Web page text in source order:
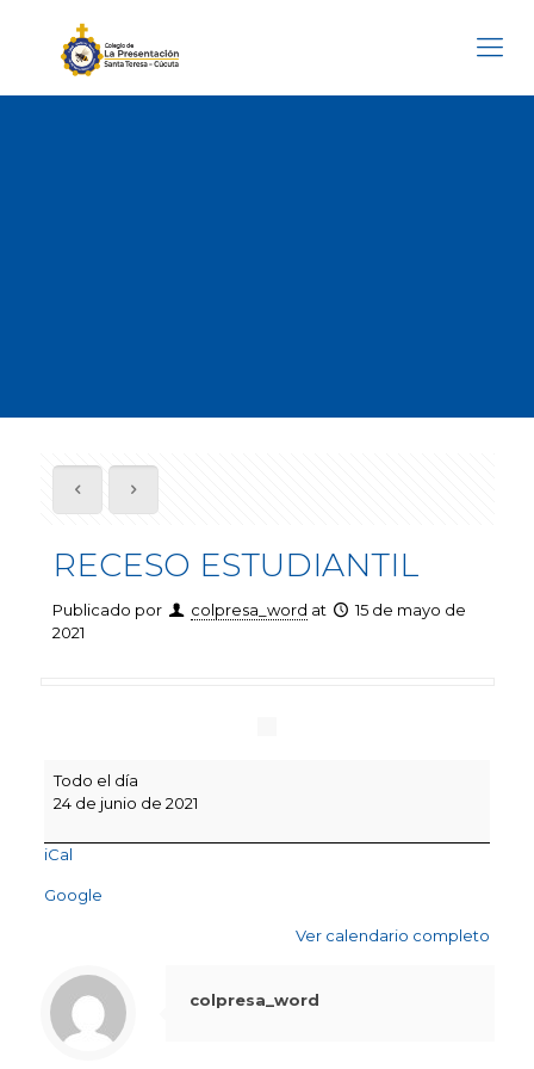
RECESO ESTUDIANTIL
Publicado por colpresa_word at
15 de mayo de
2021
ESTUDIANTIL
Todo el día
24 de junio de 2021
iCal
Google
Ver calendario completo
colpresa_word